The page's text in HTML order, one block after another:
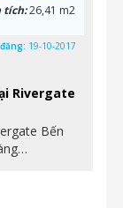
Rivergate
Bến
tích:26,41 m2
19-10-2017